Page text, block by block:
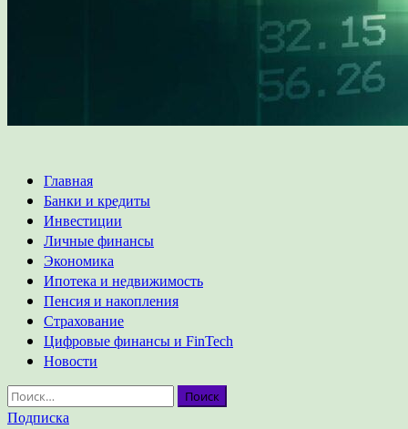
Основное
меню
Главная
Банки и кредиты
Инвестиции
Личные финансы
Экономика
Ипотека и недвижимость
Пенсия и накопления
Страхование
Цифровые финансы и FinTech
Новости
Найти:
Подписка